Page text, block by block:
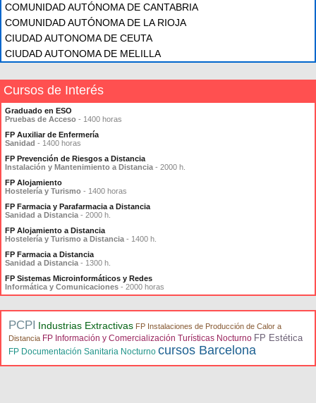
COMUNIDAD AUTÓNOMA DE CANTABRIA
COMUNIDAD AUTÓNOMA DE LA RIOJA
CIUDAD AUTONOMA DE CEUTA
CIUDAD AUTONOMA DE MELILLA
Cursos de Interés
Graduado en ESO
Pruebas de Acceso - 1400 horas
FP Auxiliar de Enfermería
Sanidad - 1400 horas
FP Prevención de Riesgos a Distancia
Instalación y Mantenimiento a Distancia - 2000 h.
FP Alojamiento
Hostelería y Turismo - 1400 horas
FP Farmacia y Parafarmacia a Distancia
Sanidad a Distancia - 2000 h.
FP Alojamiento a Distancia
Hostelería y Turismo a Distancia - 1400 h.
FP Farmacia a Distancia
Sanidad a Distancia - 1300 h.
FP Sistemas Microinformáticos y Redes
Informática y Comunicaciones - 2000 horas
PCPI Industrias Extractivas FP Instalaciones de Producción de Calor a
Distancia FP Información y Comercialización Turísticas Nocturno FP Estética
FP Documentación Sanitaria Nocturno cursos Barcelona